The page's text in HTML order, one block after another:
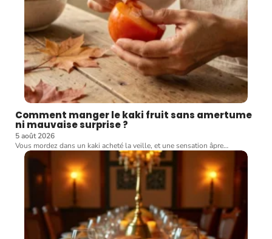
Comment manger le kaki fruit sans amertume
ni mauvaise surprise ?
5 août 2026
Vous mordez dans un kaki acheté la veille, et une sensation âpre…